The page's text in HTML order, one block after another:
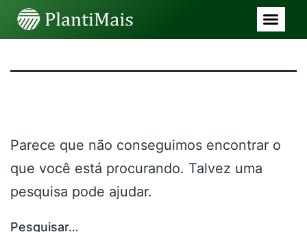
Parece que não conseguimos encontrar o
que você está procurando. Talvez uma
pesquisa pode ajudar.
Pesquisar…